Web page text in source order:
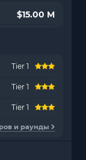
$15.00 M
Tier 1
Tier 1
Tier 1
и раунды